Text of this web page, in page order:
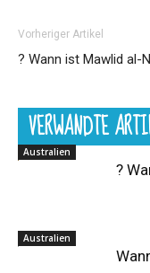
Vorheriger Artikel
? Wann ist Mawlid al-
VERWANDTE
Australien
?
Australien